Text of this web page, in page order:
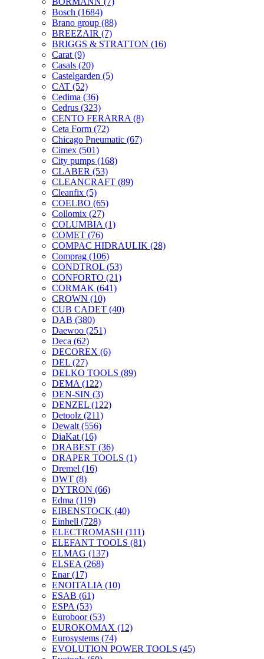
Bosch (1684)
Brano group (88)
BREEZAIR (7)
BRIGGS & STRATTON (16)
Carat (9)
Casals (20)
Castelgarden (5)
CAT (52)
Cedima (36)
Cedrus (323)
CENTO FERARRA (8)
Ceta Form (72)
Chicago Pneumatic (67)
Cimex (501)
City pumps (168)
CLABER (53)
CLEANCRAFT (89)
Cleanfix (5)
COELBO (65)
Collomix (27)
COLUMBIA (1)
COMET (76)
COMPAC HIDRAULIK (28)
Comprag (106)
CONDTROL (53)
CONFORTO (21)
CORMAK (641)
CROWN (10)
CUB CADET (40)
DAB (380)
Daewoo (251)
Deca (62)
DECOREX (6)
DEL (27)
DELKO TOOLS (89)
DEMA (122)
DEN-SIN (3)
DENZEL (122)
Detoolz (211)
Dewalt (556)
DiaKat (16)
DRABEST (36)
DRAPER TOOLS (1)
Dremel (16)
DWT (8)
DYTRON (66)
Edma (119)
EIBENSTOCK (40)
Einhell (728)
ELECTROMASH (111)
ELEFANT TOOLS (81)
ELMAG (137)
ELSEA (268)
Enar(17)
ENOITALIA (10)
ESAB (61)
ESPA (53)
Euroboor(53)
EUROKOMAX (12)
Eurosystems (74)
EVOLUTION POWER TOOLS (45)